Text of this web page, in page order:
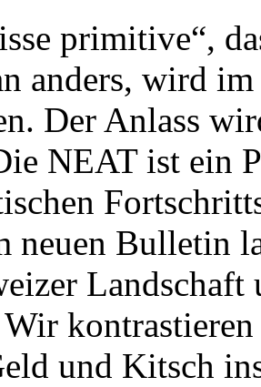
primitive“,
anders, wird
Der Anlass
NEAT ist ein
neuen Bulletin
Wir
und Kitsch